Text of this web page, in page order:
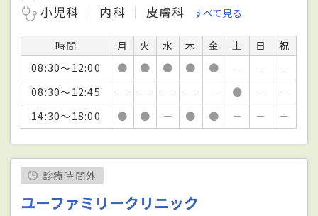
小児科
内科 皮膚科 すべて見る
時間 月 火 水 木 金 土 日
祝
08:30～12:00
● ● ● ● ● － －
－
08:30～12:45
－ － － － － ● －
－
14:30～18:00
● ● － ● ● － － －
診療時間外
ユーファミリークリニック